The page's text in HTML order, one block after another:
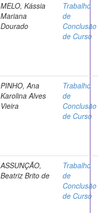
MELO, Kássia
Mariana
Dourado
Trabalho
de
Conclusão
de Curso
PINHO, Ana
Karolina Alves
Vieira
Trabalho
de
Conclusão
de Curso
ASSUNÇÃO,
Beatriz Brito de
Trabalho
de
Conclusão
de Curso